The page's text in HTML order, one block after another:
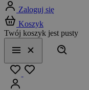
Zaloguj się
Koszyk
Twój koszyk jest pusty
Menu
Zamknij